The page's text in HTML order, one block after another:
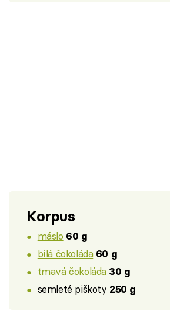
Korpus
máslo 60 g
bílá čokoláda 60 g
tmavá čokoláda 30 g
semleté piškoty 250 g